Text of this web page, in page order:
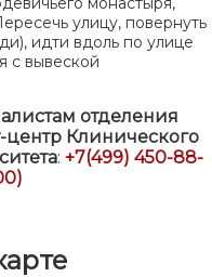
улицу, повернуть
идти вдоль по улице
с вывеской
отделения
Клинического
: +7(499) 450-88-